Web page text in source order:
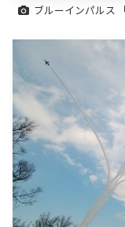
ブルーインパルス